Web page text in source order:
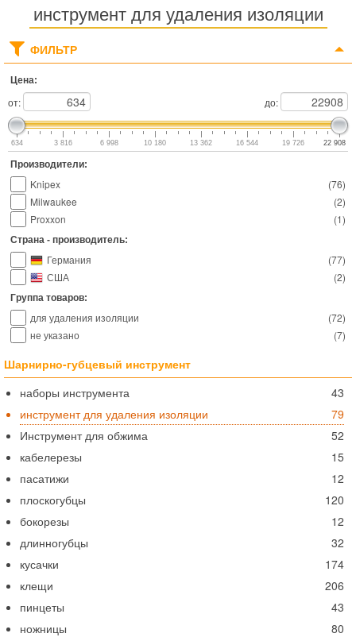
инструмент для удаления изоляции
ФИЛЬТР
Цена:
от: до:
634 3 816 6 998 10 180 13 362 16 544 19 726 22 908
Производители:
(76)
Knipex
(2)
Milwaukee
(1)
Proxxon
Страна - производитель:
(77)
Германия
(2)
США
Группа товаров:
(72)
для удаления изоляции
(7)
не указано
Шарнирно-губцевый инструмент
43
наборы инструмента
79
инструмент для удаления изоляции
52
Инструмент для обжима
15
кабелерезы
12
пасатижи
120
плоскогубцы
12
бокорезы
32
длинногубцы
174
кусачки
206
клещи
43
пинцеты
80
ножницы